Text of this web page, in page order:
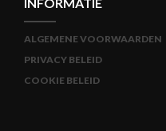
ALGEMENE VOORWAARDEN
PRIVACY BELEID
COOKIE BELEID